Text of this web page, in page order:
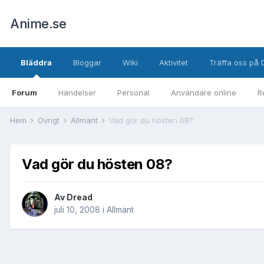
Anime.se
Bläddra
Forum Händelser Personal Användare online
Bloggar Wiki Aktivitet Träffa oss på
Hem Övrigt Allmänt Vad gör du hösten 08?
Vad gör du hösten 08?
Av Dread
juli 10, 2008 i Allmänt